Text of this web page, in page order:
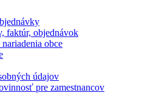
faktúr, objednávok
obce
údajov
pre zamestnancov